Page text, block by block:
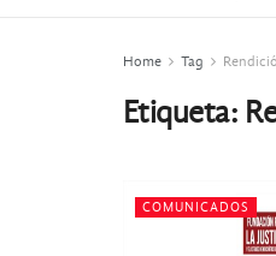
Home Tag
Etiqueta:
COMUNICADOS